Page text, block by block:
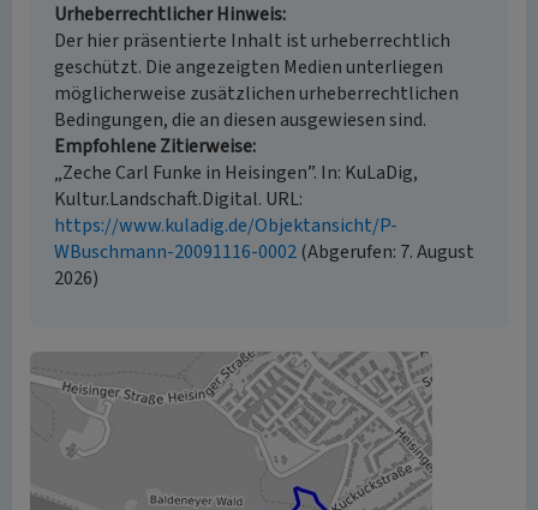
Urheberrechtlicher Hinweis
Der hier präsentierte Inhalt ist urheberrechtlich
geschützt. Die angezeigten Medien unterliegen
möglicherweise zusätzlichen urheberrechtlichen
Bedingungen, die an diesen ausgewiesen sind.
Empfohlene Zitierweise
„Zeche Carl Funke in Heisingen”. In: KuLaDig,
Kultur.Landschaft.Digital. URL:
https://www.kuladig.de/Objektansicht/P-
WBuschmann-20091116-0002(Abgerufen: 7. August
2026)